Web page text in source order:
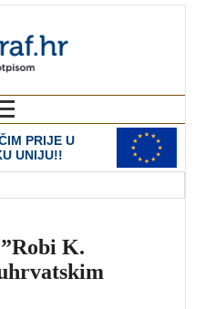
PRIJE U
UNIJU!!
K.